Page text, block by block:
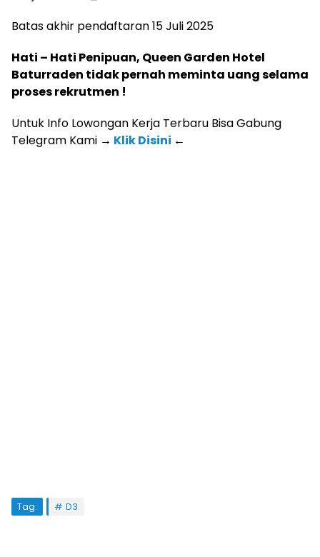
Batas akhir pendaftaran 15 Juli 2025
Hati – Hati Penipuan, Queen Garden Hotel
Baturraden tidak pernah meminta uang selama
proses rekrutmen !
Untuk Info Lowongan Kerja Terbaru Bisa Gabung
Telegram Kami → Klik Disini ←
Tag: D3